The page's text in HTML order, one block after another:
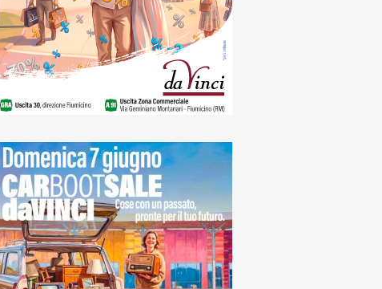
Vasto incendio in via
Castagnevizza, in
fiamme un'ampia area
verde all'Isola Sacra
Mercoledì, 5 Agosto 2026